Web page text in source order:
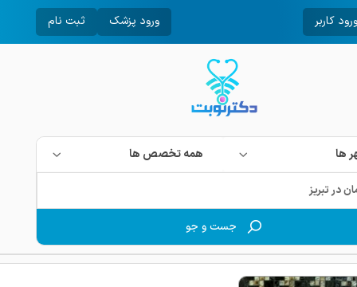
ورود کاربر ورود پزشک ثبت نام
ها همه تخصص ها
جست و جو